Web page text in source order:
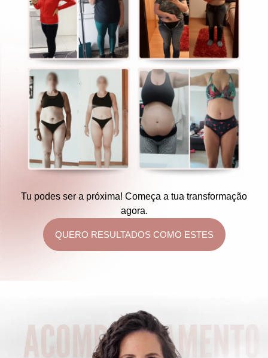
Tu podes ser a próxima! Começa a tua transformação
agora.
QUERO RESULTADOS COMO ESTES